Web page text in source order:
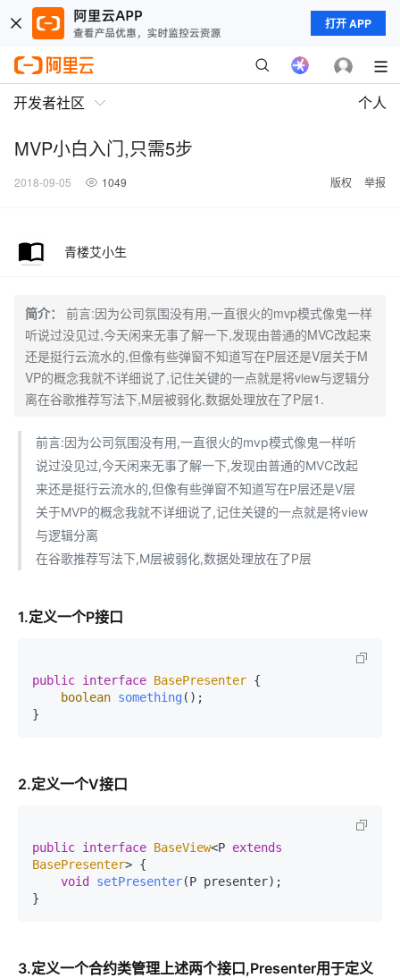
打开 APP
开发者社区 个人
MVP小白入门,只需5步
2018-09-05 1049 版权 举报
青楼艾小生
简介：
前言:因为公司氛围没有用,一直很火的mvp模式像鬼一样
听说过没见过,今天闲来无事了解一下,发现由普通的MVC改起来
还是挺行云流水的,但像有些弹窗不知道写在P层还是V层关于M
VP的概念我就不详细说了,记住关键的一点就是将view与逻辑分
离在谷歌推荐写法下,M层被弱化,数据处理放在了P层1.
前言:因为公司氛围没有用,一直很火的mvp模式像鬼一样听
说过没见过,今天闲来无事了解一下,发现由普通的MVC改起
来还是挺行云流水的,但像有些弹窗不知道写在P层还是V层
关于MVP的概念我就不详细说了,记住关键的一点就是将view
与逻辑分离
在谷歌推荐写法下,M层被弱化,数据处理放在了P层
1.定义一个P接口
public interface BasePresenter {
boolean something () ;
2.定义一个V接口
public interface BaseView<P extends
BasePresenter> {
void
setPresenter(P presenter) ;
3.定义一个合约类管理上述两个接口,Presenter用于定义